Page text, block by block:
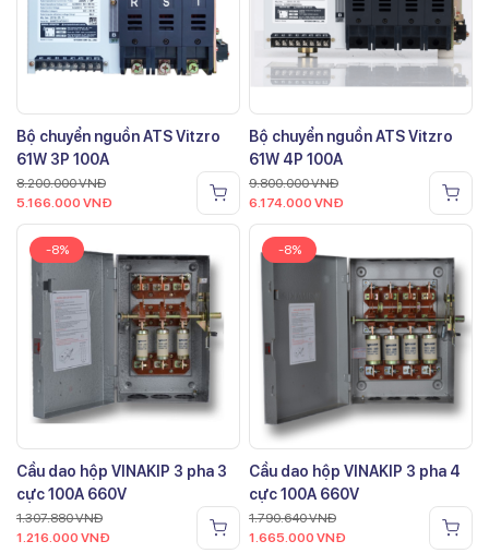
Bộ chuyển nguồn ATS Vitzro
61W 3P 100A
8.200.000VNĐ
5.166.000 VNĐ
Bộ chuyển nguồn ATS Vitzro
61W 4P 100A
9.800.000VNĐ
6.174.000 VNĐ
-8%
Cầu dao hộp VINAKIP 3 pha 3
cực 100A 660V
1.307.880VNĐ
1.216.000 VNĐ
-8%
Cầu dao hộp VINAKIP 3 pha 4
cực 100A 660V
1.790.640VNĐ
1.665.000 VNĐ